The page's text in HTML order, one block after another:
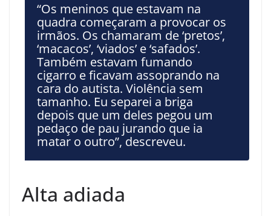
“Os meninos que estavam na
quadra começaram a provocar os
irmãos. Os chamaram de ‘pretos’,
‘macacos’, ‘viados’ e ‘safados’.
Também estavam fumando
cigarro e ficavam assoprando na
cara do autista. Violência sem
tamanho. Eu separei a briga
depois que um deles pegou um
pedaço de pau jurando que ia
matar o outro”, descreveu.
Alta adiada